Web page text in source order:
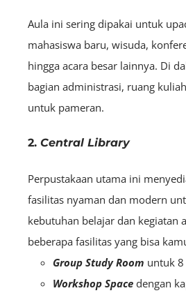
Aula ini sering dipakai untuk
mahasiswa baru, wisuda,
hingga acara besar lainnya. Di
bagian administrasi, ruang
untuk pameran.
2. Central Library
Perpustakaan utama ini
fasilitas nyaman dan modern
kebutuhan belajar dan kegiatan
beberapa fasilitas yang bisa
Group Study Room untuk 8
Workshop Space dengan